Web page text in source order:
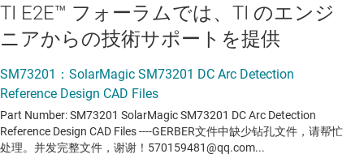
TI E2E™ フォーラムでは、TI のエンジ
ニアからの技術サポートを提供